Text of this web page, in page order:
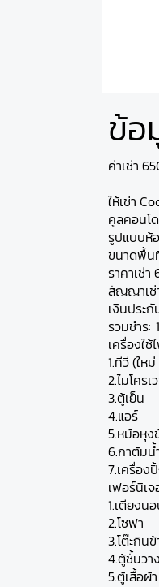
ข้อ
ค่าเช่า
ให้เช่า
คูลคอนโ
รูปแบบห้
ขนาดพื้น
ราคาเช่า
สัญญาเช่
เงินประกั
รวมชำร
เครื่องใ
1.ทีวี (ให
2.ไมโคร
3.ตู้เย็น
4.แอร์
5.หม้อหุง
6.กาต้มน้
7.เครื่อง
เฟอร์นิเ
1.เตียง
2.โซฟา
3.โต๊ะกิน
4.ตู้ชั้นวา
5.ตู้เสื้อผ้า